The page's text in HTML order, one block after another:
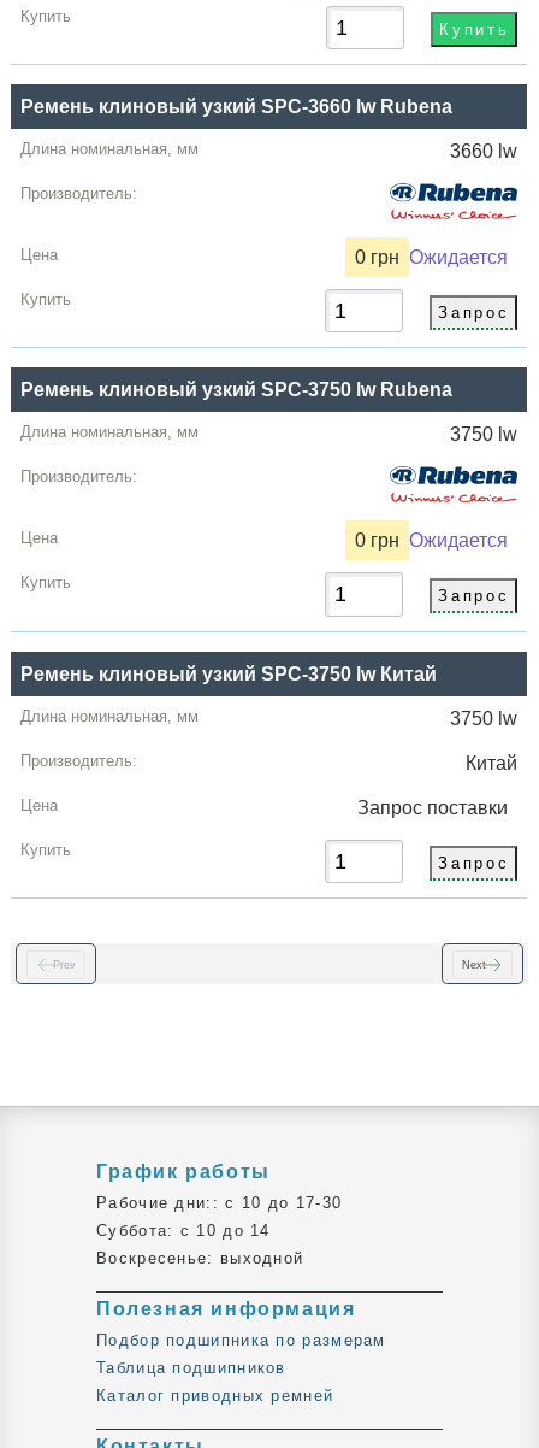
Ремень клиновый узкий SPC-3660 lw Rubena
3660 lw
0 грн Ожидается
Ремень клиновый узкий SPC-3750 lw Rubena
3750 lw
0 грн Ожидается
Ремень клиновый узкий SPC-3750 lw Китай
3750 lw
Китай
Запрос поставки
Prev Next
График работы
Рабочие дни:: c 10 до 17-30
Суббота: c 10 до 14
Воскресенье: выходной
Полезная информация
Подбор подшипника по размерам
Таблица подшипников
Каталог приводных ремней